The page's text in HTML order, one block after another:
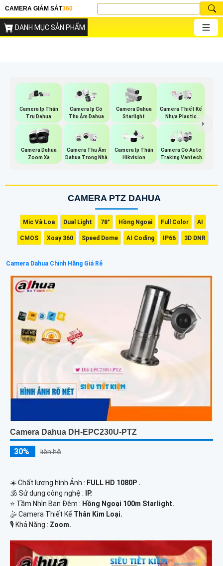
CAMERA GIÁM SÁT360
DANH MỤC SẢN PHẨM
Camera Ip Thân
Trụ Dahua
Camera Ip Có
Thu Ậm Dahua
Camera Dahua
Starlight
Camera Thiết Kế
Nhựa Plastic
Dahua
Camera Dahua
Zoom Xa
Camera Thu Âm
Dahua Trong Nhà
Camera Ip Thân
Hikvision
Camera Có Auto
Traking Vantech
CAMERA PTZ DAHUA
Mic Và Loa Dual Light 78° Hồng Ngoại Full Color AI
CMOS Xoay 360 Speed Dome AI Coding IP66 3D DNR
Camera Dahua Chính Hãng Giá Rẻ
Camera Dahua DH-EPC230U-PTZ
30% liên hệ
☀️ Chất lượng hình Ảnh : FULL HD 1080P .
🕉️ Sử dụng công nghệ :
IP.
⭐ Tầm Nhìn Ban Đêm : Hồng Ngoại 100m Starlight.
🤹 Camera Thiết Kế Thân Kim Loại.
️🎙 Khả Năng : Zoom.